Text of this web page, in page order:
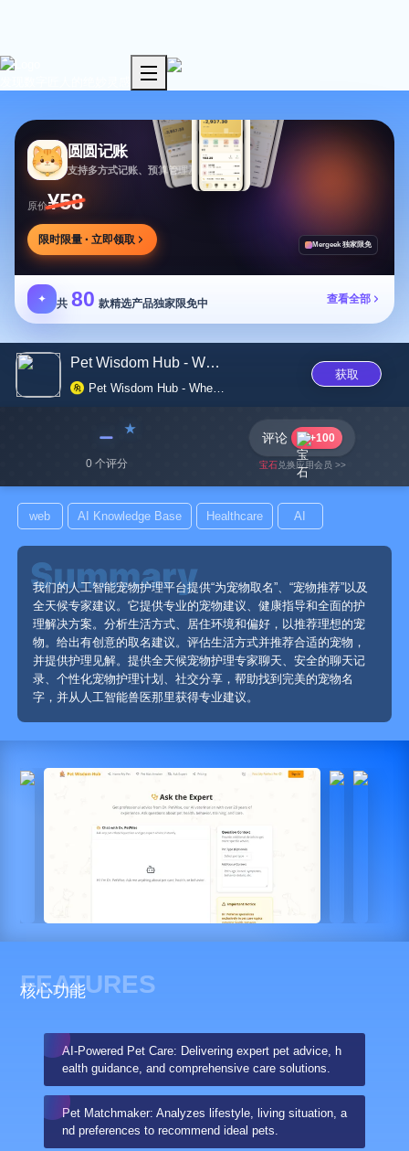
圆圆记账
支持多方式记账、预算管理及消费复盘，可本地保存
原价¥58
限时限量 · 立即领取 Mergeek 独家限免
✦ 共 80 款精选产品独家限免中 查看全部
Pet Wisdom Hub - Where Technol...
Pet Wisdom Hub - Where Technology Meets Tail-Wagging Happiness
获取
﹣
0 个评分
评论 +100
宝石兑换应用会员 >>
web AI Knowledge Base Healthcare AI
我们的人工智能宠物护理平台提供“为宠物取名”、“宠物推荐”以及
全天候专家建议。它提供专业的宠物建议、健康指导和全面的护
理解决方案。分析生活方式、居住环境和偏好，以推荐理想的宠
物。给出有创意的取名建议。评估生活方式并推荐合适的宠物，
并提供护理见解。提供全天候宠物护理专家聊天、安全的聊天记
录、个性化宠物护理计划、社交分享，帮助找到完美的宠物名
字，并从人工智能兽医那里获得专业建议。
FEATURES
核心功能
AI-Powered Pet Care: Delivering expert pet advice, h
ealth guidance, and comprehensive care solutions.
Pet Matchmaker: Analyzes lifestyle, living situation, a
nd preferences to recommend ideal pets.